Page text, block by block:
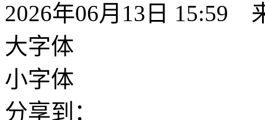
2026年06月13日 15:59
大字体
小字体
分享到：